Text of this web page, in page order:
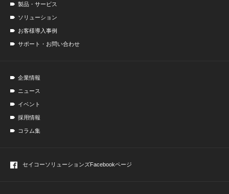
製品・サービス
ソリューション
お客様導入事例
サポート・お問い合わせ
企業情報
ニュース
イベント
採用情報
コラム集
セイコーソリューションズFacebookページ